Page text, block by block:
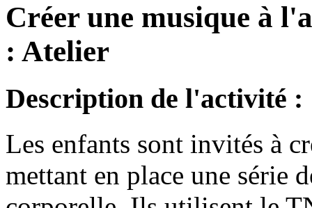
Créer une musique à
: Atelier
Description de l'activité :
Les enfants sont invités à
mettant en place une série